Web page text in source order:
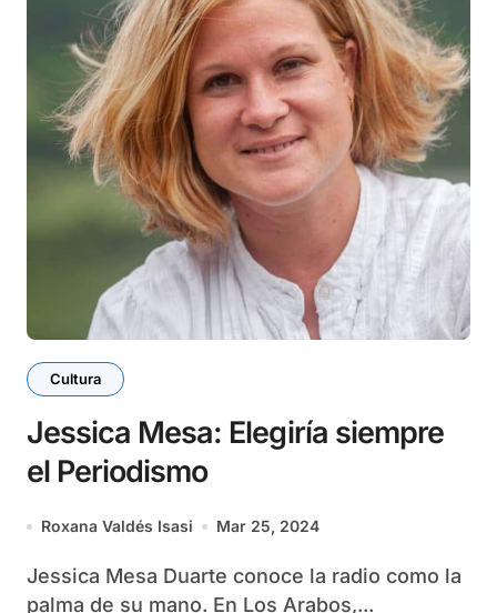
Cultura
Jessica Mesa: Elegiría siempre
el Periodismo
Roxana Valdés Isasi Mar 25, 2024
Jessica Mesa Duarte conoce la radio como la
palma de su mano. En Los Arabos,...